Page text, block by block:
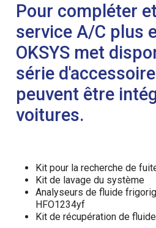
Pour compléter
service A/C plus
OKSYS met
série
peuvent être
voitures.
Kit pour la recherche de
Kit de lavage du système
Analyseurs de fluide
HFO1234yf
Kit de récupération de